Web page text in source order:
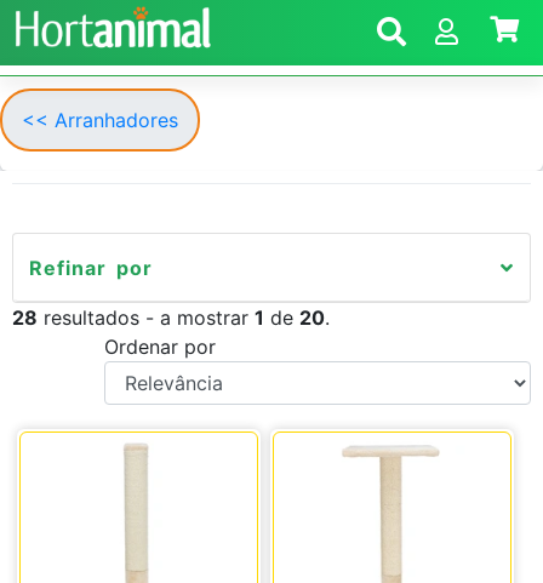
<< Arranhadores
Refinar por
28 resultados - a mostrar 1 de 20.
Ordenar por